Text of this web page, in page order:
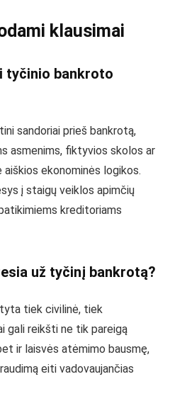
klausimai
tyčinio bankroto
sandoriai prieš bankrotą,
asmenims, fiktyvios skolos ar
aiškios ekonominės logikos.
į staigų veiklos apimčių
kreditoriams
už tyčinį bankrotą?
tiek civilinė, tiek
gali reikšti ne tik pareigą
ir laisvės atėmimo bausmę,
eiti vadovaujančias